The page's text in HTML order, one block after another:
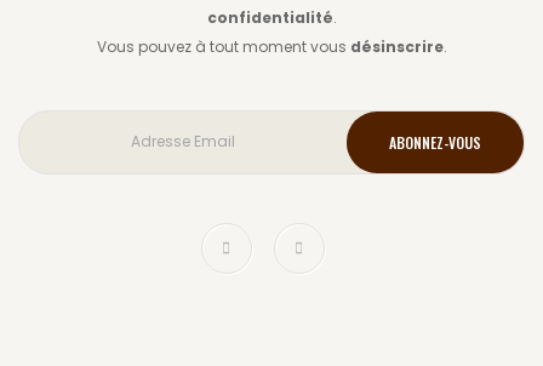
confidentialité.
Vous pouvez à tout moment vous désinscrire.